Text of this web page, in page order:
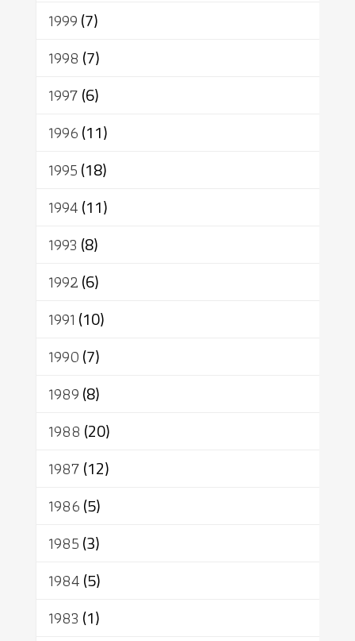
1999(7)
1998 (7)
1997(6)
1996(11)
1995(18)
1994(11)
1993 (8)
1992(6)
1991 (10)
1990(7)
1989(8)
1988 (20)
1987(12)
1986(5)
1985(3)
1984(5)
1983 (1)